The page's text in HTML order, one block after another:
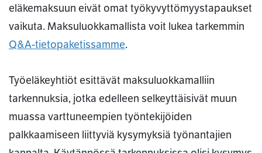
eläkemaksuun eivät omat työkyvyttömyystapaukset
vaikuta. Maksuluokkamallista voit lukea tarkemmin
Q&A-tietopaketissamme.
Työeläkeyhtiöt esittävät maksuluokkamalliin
tarkennuksia, jotka edelleen selkeyttäisivät muun
muassa varttuneempien työntekijöiden
palkkaamiseen liittyviä kysymyksiä työnantajien